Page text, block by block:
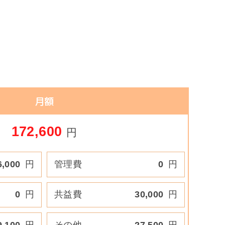
月額
172,600 円
円 管理費 0 円
0 円 共益費 30,000 円